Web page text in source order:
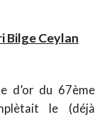
Bilge Ceylan
d’or du 67ème
le (déjà